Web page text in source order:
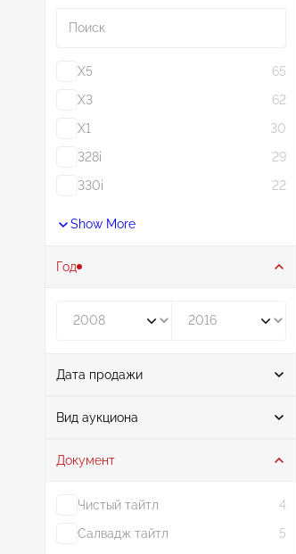
X5
65
X3
62
X1
30
328i
29
330i
22
Show More
Год
Дата продажи
От
Вид аукциона
Аукцион 17
Документ
Чистый тайтл
4
Салвадж тайтл
5